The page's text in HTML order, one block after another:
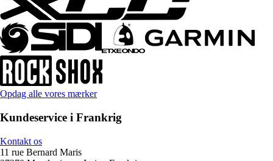
Opdag alle vores mærker
Kundeservice i Frankrig
Kontakt os
11 rue Bernard Maris